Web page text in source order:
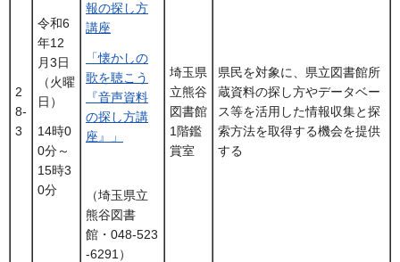
2
8-
3
令和6
年12
月3日
（火曜
日）
14時0
0分～
15時3
0分
報の探し方
講座
「懐かしの
歌を聴こう
『音声資料
の探し方講
座』」
（埼玉県立
熊谷図書
館・048-523
-6291）
埼玉県
立熊谷
図書館
1階鑑
賞室
県民を対象に、県立図書館所
蔵資料の探し方やデータベー
ス等を活用した情報収集と探
索方法を取得する機会を提供
する